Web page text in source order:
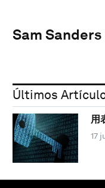
Sam Sanders
Últimos
用
17